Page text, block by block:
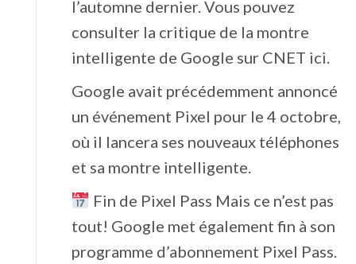
l’automne dernier. Vous pouvez
consulter la critique de la montre
intelligente de Google sur CNET ici.
Google avait précédemment annoncé
un événement Pixel pour le 4 octobre,
où il lancera ses nouveaux téléphones
et sa montre intelligente.
Fin de Pixel Pass Mais ce n’est pas
tout! Google met également fin à son
programme d’abonnement Pixel Pass.